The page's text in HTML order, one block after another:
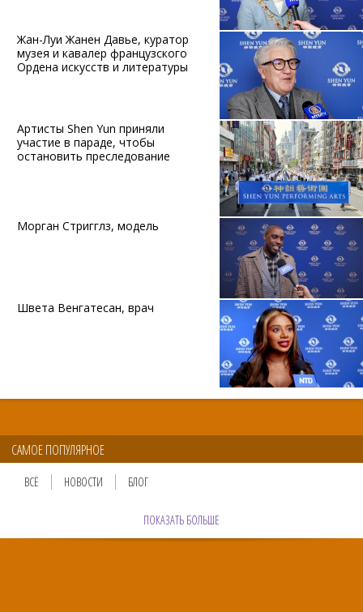
Жан-Луи Жанен Давье, куратор
музея и кавалер французского
Ордена искусств и литературы
Артисты Shen Yun приняли
участие в параде, чтобы
остановить преследование
Морган Стригглз, модель
Швета Венгатесан, врач
САМОЕ ПОПУЛЯРНОЕ
ВСЁ НОВОСТИ БЛОГ
ПОКАЗАТЬ БОЛЬШЕ